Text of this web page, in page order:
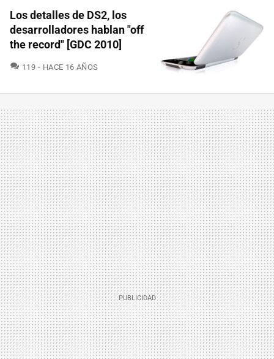
Los detalles de DS2, los
desarrolladores hablan "off
the record" [GDC 2010]
119COMENTARIOS
HACE 16 AÑOS